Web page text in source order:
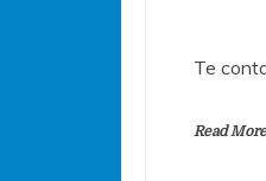
Te
Read